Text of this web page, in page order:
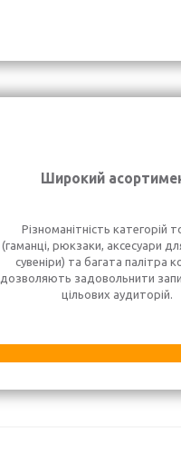
Широкий
Різноманітність категорій
(гаманці, рюкзаки, аксесуари
сувеніри) та багата палітра
дозволяють задовольнити
цільових аудиторій.